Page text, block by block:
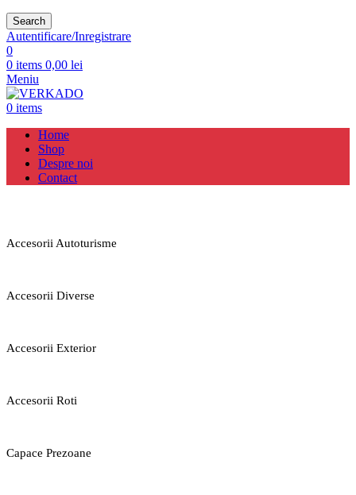
Search
Autentificare/Inregistrare
0
0 items 0,00 lei
Meniu
0 items
Home
Shop
Despre noi
Contact
Accesorii Autoturisme
Accesorii Diverse
Accesorii Exterior
Accesorii Roti
Capace Prezoane